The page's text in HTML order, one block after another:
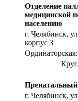
Отделение
медицинской
населению
г. Челябинск,
корпус 3
Ординаторская:
Пренатальный
г. Челябинск,